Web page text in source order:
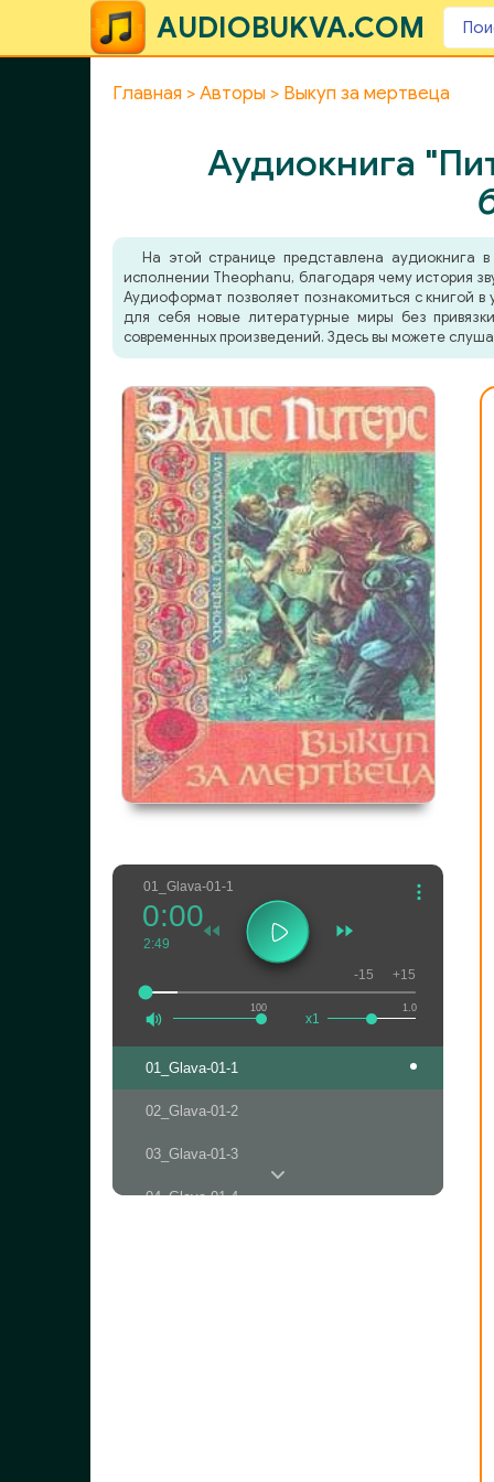
AUDIOBUKVA.COM
Главная Авторы Выкуп за мертвеца
Аудиокнига
На этой странице представлена аудиокнига
исполнении Theophanu, благодаря чему история
Аудиоформат позволяет познакомиться с книгой
для себя новые литературные миры без
современных произведений. Здесь вы можете
01_Glava-01-1
100
0:00
2:49
1.0
x1
-15 +15
01_Glava-01-1
02_Glava-01-2
03_Glava-01-3
04_Glava-01-4